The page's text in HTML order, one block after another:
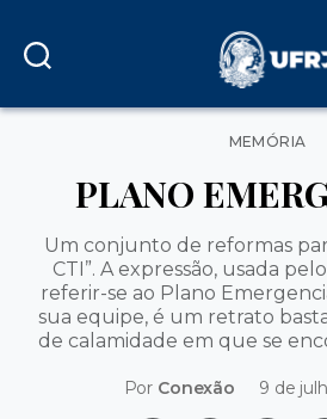
MEMÓRIA
PLANO
Um conjunto de reformas
CTI”. A expressão, usada
referir-se ao Plano
sua equipe, é um retrato
de calamidade em que se
Por Conexão 9 de